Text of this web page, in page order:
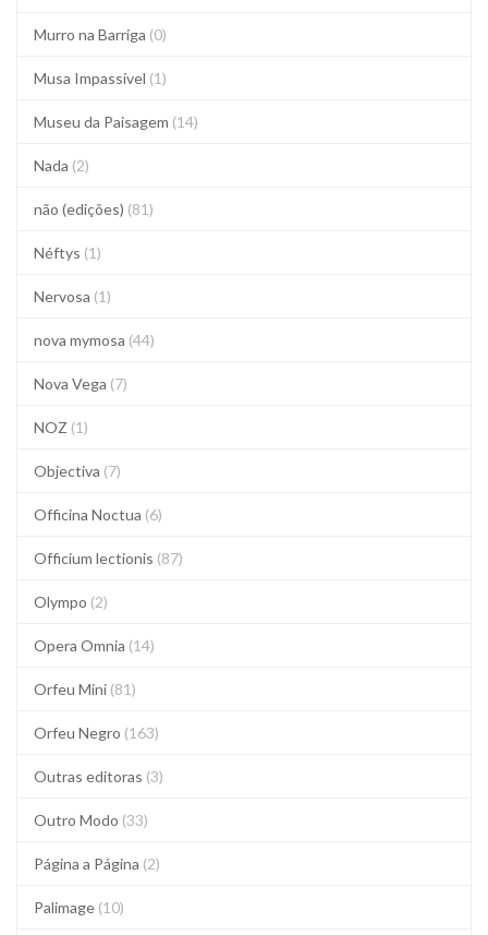
Murro na Barriga (0)
Musa Impassível (1)
Museu da Paisagem (14)
Nada (2)
não (edições) (81)
Néftys (1)
Nervosa (1)
nova mymosa (44)
Nova Vega (7)
NOZ (1)
Objectiva (7)
Officina Noctua (6)
Officium lectionis (87)
Olympo (2)
Opera Omnia (14)
Orfeu Mini (81)
Orfeu Negro (163)
Outras editoras (3)
Outro Modo (33)
Página a Página (2)
Palimage (10)